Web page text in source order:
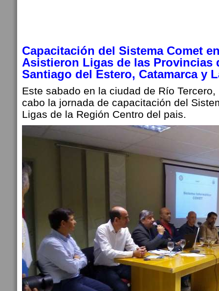
Capacitación del Sistema Comet
Asistieron Ligas de las Provincias
Santiago del Estero, Catamarca y
Este sabado en la ciudad de Río
cabo la jornada de capacitación del
Ligas de la Región Centro del pais.